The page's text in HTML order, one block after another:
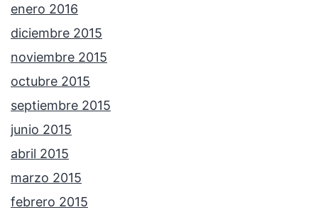
enero 2016
diciembre 2015
noviembre 2015
octubre 2015
septiembre 2015
junio 2015
abril 2015
marzo 2015
febrero 2015